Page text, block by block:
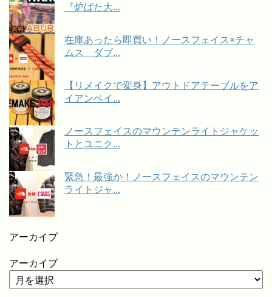
『炉ばた大...
在庫あったら即買い！ノースフェイス×チャ
ムス ダブ...
【リメイクで変身】アウトドアテーブルをア
イアンペイ...
ノースフェイスのマウンテンライトジャケッ
トとユニク...
緊急！最強か！ノースフェイスのマウンテン
ライトジャ...
アーカイブ
アーカイブ